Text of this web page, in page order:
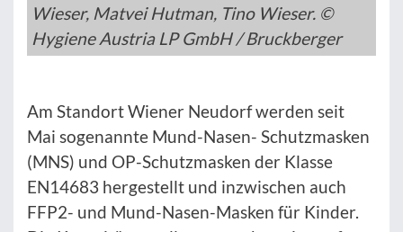
Wieser, Matvei Hutman, Tino Wieser. ©
Hygiene Austria LP GmbH / Bruckberger
Am Standort Wiener Neudorf werden seit
Mai sogenannte Mund-Nasen- Schutzmasken
(MNS) und OP-Schutzmasken der Klasse
EN14683 hergestellt und inzwischen auch
FFP2- und Mund-Nasen-Masken für Kinder.